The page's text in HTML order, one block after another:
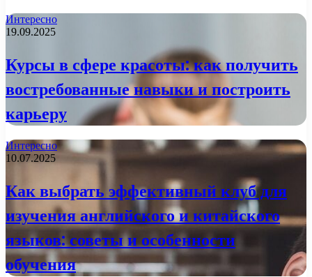
Интересно
19.09.2025
Курсы в сфере красоты: как получить
востребованные навыки и построить
карьеру
Интересно
10.07.2025
Как выбрать эффективный клуб для
изучения английского и китайского
языков: советы и особенности
обучения